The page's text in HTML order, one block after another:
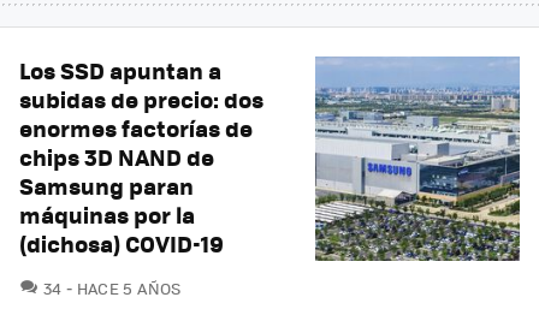
Los SSD apuntan a
subidas de precio: dos
enormes factorías de
chips 3D NAND de
Samsung paran
máquinas por la
(dichosa) COVID-19
34 COMENTARIOS
HACE 5 AÑOS